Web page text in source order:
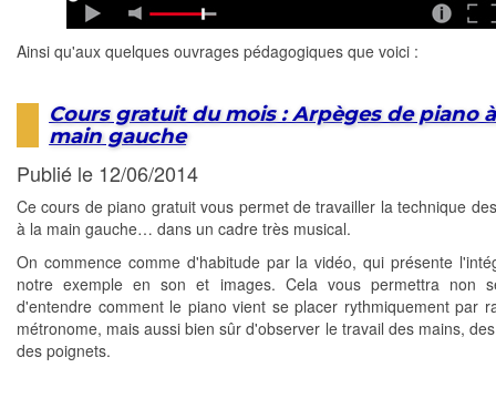
Ainsi qu'aux quelques ouvrages pédagogiques que voici :
Cours gratuit du mois : Arpèges de piano
main gauche
Publié le 12/06/2014
Ce cours de piano gratuit vous permet de travailler la technique
à la main gauche… dans un cadre très musical.
On commence comme d'habitude par la vidéo, qui présente
notre exemple en son et images. Cela vous permettra non
d'entendre comment le piano vient se placer rythmiquement par
métronome, mais aussi bien sûr d'observer le travail des mains,
des poignets.